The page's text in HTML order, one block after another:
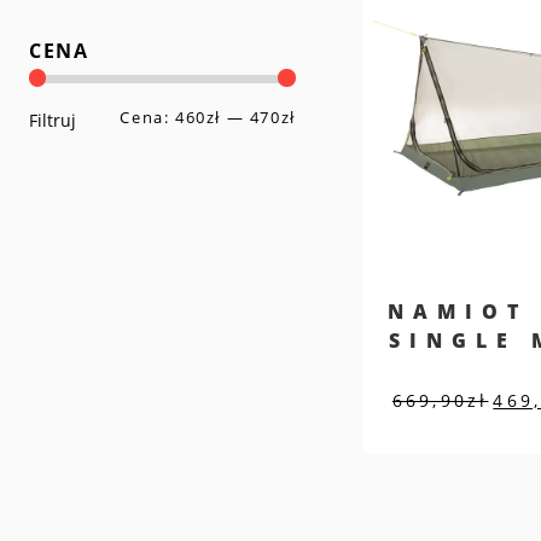
NAMIOT
SINGLE
669,90zł
CENA
Cena
Cena
Filtruj Cena: 460zł — 470zł